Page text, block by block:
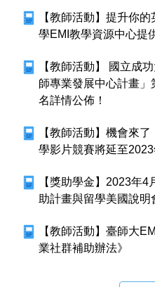
【教師活動】提升你
學EMI教學資源中心提
【教師活動】 國立成
師專業發展中心計畫
名詳情公佈！
【教師活動】機會來
學影片競賽將延至
【獎助學金】2023年
助計畫與留學美國說明
【教師活動】臺師大
業社群補助辦法》